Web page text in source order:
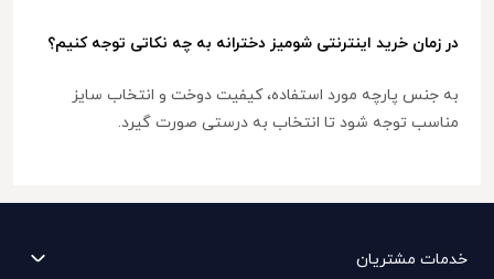
در زمان خرید اینترنتی شومیز دخترانه به چه نکاتی توجه کنیم؟
به جنس پارچه مورد استفاده، کیفیت دوخت و انتخاب سایز
مناسب توجه شود تا انتخاب به درستی صورت گیرد.
خدمات مشتریان